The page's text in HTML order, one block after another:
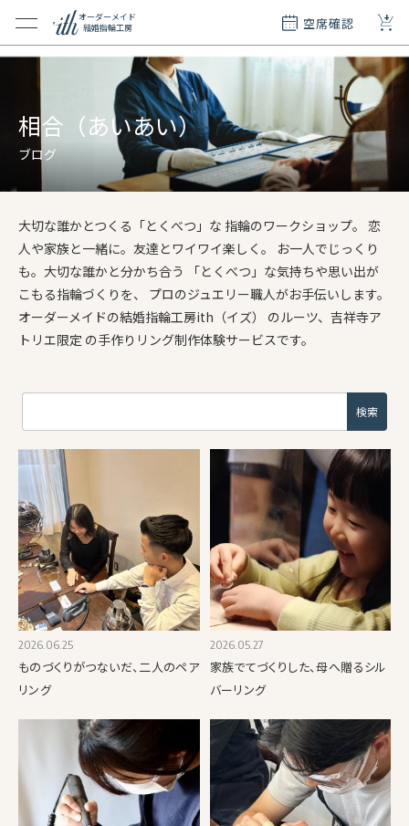
オーダーメイド
結婚指輪工房
空席確認 +
ション
メイド
リー
問
ブログ
相合（あいあい）
大切な誰かとつくる「とくべつ」な 指輪のワークショップ。 恋
人や家族と一緒に。友達とワイワイ楽しく。 お一人でじっくり
も。大切な誰かと分かち合う 「とくべつ」な気持ちや思い出が
こもる指輪づくりを、 プロのジュエリー職人がお手伝いします。
オーダーメイドの結婚指輪工房ith（イズ） のルーツ、吉祥寺ア
トリエ限定 の手作りリング制作体験サービスです。
2026.06.25
ものづくりがつないだ、二人のペア
リング
2026.05.27
家族でてづくりした、母へ贈るシル
バーリング